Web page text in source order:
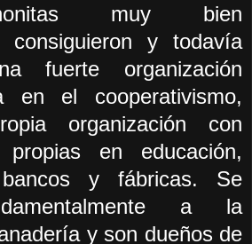
muy bien
consiguieron y todavía
fuerte organización
en el cooperativismo,
organización con
propias en educación,
y fábricas. Se
a la
y son dueños de